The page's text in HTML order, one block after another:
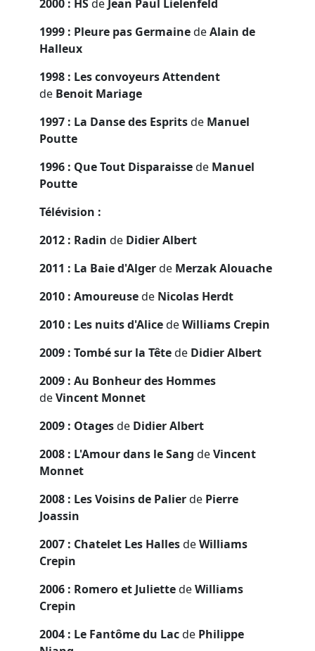
2000 : HSde Jean Paul Lielenfeld
1999 : Pleure pas GermainedeAlain de
Halleux
1998 : Les convoyeurs Attendent
de Benoit Mariage
1997 : La Danse des Espritsde Manuel
Poutte
1996 : Que Tout Disparaissede Manuel
Poutte
Télévision :
2012 : Radin de Didier Albert
2011 : La Baie d'Algerde Merzak Alouache
2010 : Amoureusede Nicolas Herdt
2010 : Les nuits d'AlicedeWilliams Crepin
2009 : Tombé sur la Têtede Didier Albert
2009 : Au Bonheur des Hommes
deVincent Monnet
2009 : Otagesde Didier Albert
2008 : L'Amour dans le Sang deVincent
Monnet
2008 : Les Voisins de Palierde Pierre
Joassin
2007 : Chatelet Les HallesdeWilliams
Crepin
2006 : Romero et JuliettedeWilliams
Crepin
2004 : Le Fantôme du Lacde Philippe